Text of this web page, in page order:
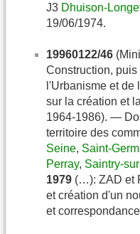
J3 Dhuison-
19/06/1974.
19960122/46
Construction,
l'Urbanisme et de
sur la création et
1964-1986). —
territoire des
Seine, Saint-
Perray, Saintry-
1979 (…): ZAD et
et création d'un
et